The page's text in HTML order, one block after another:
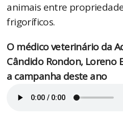
animais entre
frigoríficos.
O médico veterinário da
Cândido Rondon, Loreno
a campanha deste ano